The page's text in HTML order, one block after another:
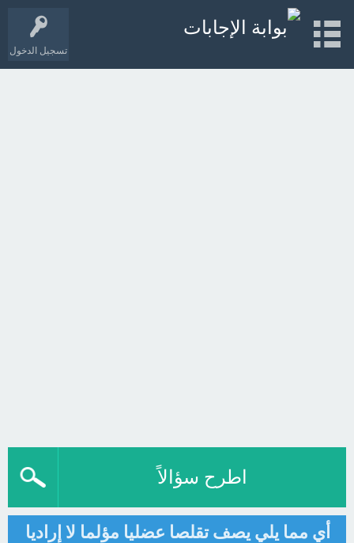
تسجيل الدخول
اطرح سؤالاً
أي مما يلي يصف تقلصا عضليا مؤلما لا إراديا